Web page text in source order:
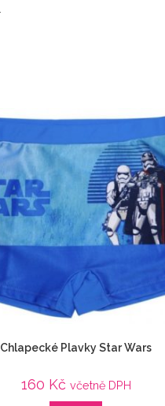
Chlapecké Plavky Star Wars
160 Kč včetně DPH